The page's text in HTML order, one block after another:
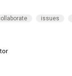
issues